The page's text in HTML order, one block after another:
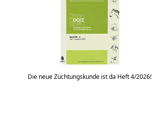
Die neue Züchtungskunde ist da Heft 4/2026!